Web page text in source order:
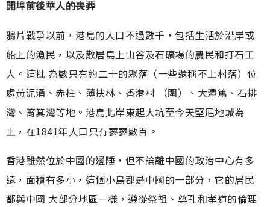
開埠前後華人的喪葬
鴉片戰爭以前，港島的人口不過數千，包括生活於沿岸或
船上的漁民，以及散居島上山谷及石礦場的農民和打石工
人。這批 為數只有約二十的聚落（一些還稱不上村落）位
處黃泥涌、赤柱、薄扶林、香港村 （圍）、大潭篤、石排
灣、筲箕灣等地。港島北岸東起大坑至今天堅尼地城為
止，在1841年人口只有寥寥數百。
香港雖然位於中國的邊陲，但不論離中國的政治中心有多
遠，面積有多小，這個小島都是中國的一部分，它的居民
都與中國 大部分地區一樣，遵從祭祖、尊孔和孝道的倫理